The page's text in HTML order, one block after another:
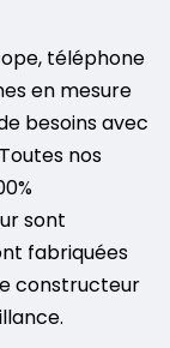
téléphone
en mesure
besoins avec
nos
sont
fabriquées
constructeur